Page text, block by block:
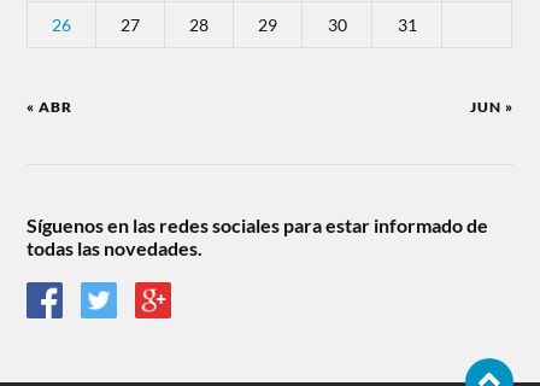
26 27 28 29 30 31
« ABR JUN »
Síguenos en las redes sociales para estar informado de
todas las novedades.